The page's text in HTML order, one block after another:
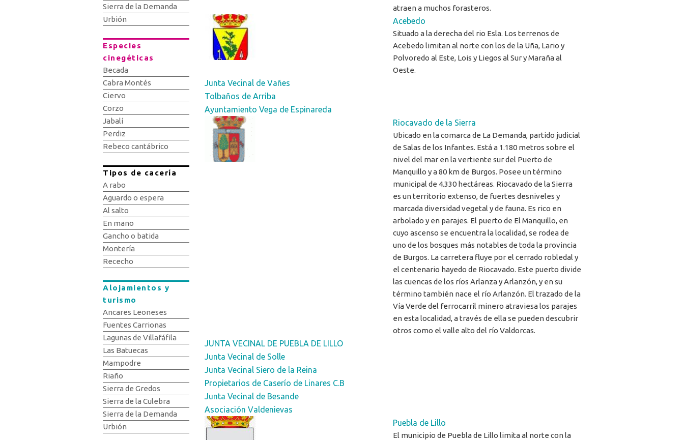
atraen a muchos forasteros.
Acebedo
Situado a la derecha del rio Esla. Los terrenos de
Acebedo limitan al norte con los de la Uña, Lario y
Polvoredo al Este, Lois y Liegos al Sur y Maraña al
Oeste.
Junta Vecinal de Vañes
Tolbaños de Arriba
Ayuntamiento Vega de Espinareda
Riocavado de la Sierra
Ubicado en la comarca de La Demanda, partido judicial
de Salas de los Infantes. Está a 1.180 metros sobre el
nivel del mar en la vertiente sur del Puerto de
Manquillo y a 80 km de Burgos. Posee un término
municipal de 4.330 hectáreas. Riocavado de la Sierra
es un territorio extenso, de fuertes desniveles y
marcada diversidad vegetal y de fauna. Es rico en
arbolado y en parajes. El puerto de El Manquillo, en
cuyo ascenso se encuentra la localidad, se rodea de
uno de los bosques más notables de toda la provincia
de Burgos. La carretera fluye por el cerrado robledal y
el centenario hayedo de Riocavado. Este puerto divide
las cuencas de los ríos Arlanza y Arlanzón, y en su
término también nace el río Arlanzón. El trazado de la
Vía Verde del ferrocarril minero atraviesa los parajes
en esta localidad, a través de ella se pueden descubrir
otros como el valle alto del río Valdorcas.
JUNTA VECINAL DE PUEBLA DE LILLO
Junta Vecinal de Solle
Junta Vecinal Siero de la Reina
Propietarios de Caserío de Linares C.B
Junta Vecinal de Besande
Asociación Valdenievas
Puebla de Lillo
El municipio de Puebla de Lillo limita al norte con la
Sierra de la Demanda
Urbión
Especies
cinegéticas
Becada
Cabra Montés
Ciervo
Corzo
Jabalí
Perdiz
Rebeco cantábrico
Tipos de cacería
A rabo
Aguardo o espera
Al salto
En mano
Gancho o batida
Montería
Rececho
Alojamientos y
turismo
Ancares Leoneses
Fuentes Carrionas
Lagunas de Villafáfila
Las Batuecas
Mampodre
Riaño
Sierra de Gredos
Sierra de la Culebra
Sierra de la Demanda
Urbión